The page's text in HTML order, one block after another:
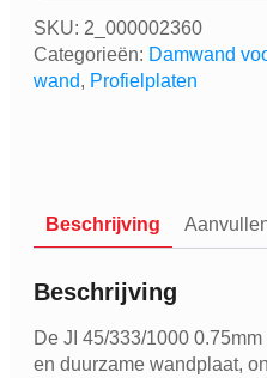
SKU: 2_000002360
Categorieën: Damwand
wand, Profielplaten
Beschrijving
Beschrijving
De JI 45/333/1000
en duurzame wandplaat,